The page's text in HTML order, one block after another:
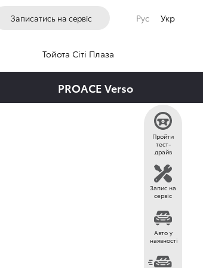
Записатись на сервіс Рус Укр
Тойота Сіті Плаза
Пройти
тест-
драйв
Запис на
сервіс
Авто у
наявності
PROACE Verso